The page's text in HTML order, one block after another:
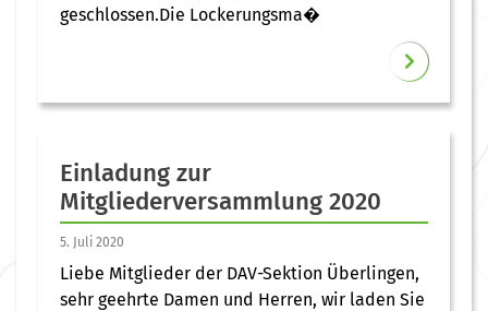
geschlossen.Die Lockerungsma�
Einladung zur
Mitgliederversammlung 2020
5. Juli 2020
Liebe Mitglieder der DAV-Sektion Überlingen,
sehr geehrte Damen und Herren, wir laden Sie